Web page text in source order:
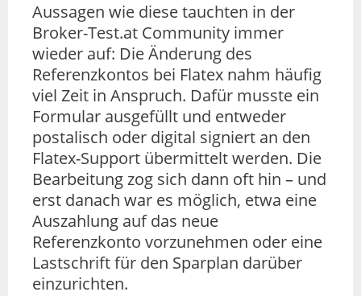
Aussagen wie diese tauchten in der
Broker-Test.at Community immer
wieder auf: Die Änderung des
Referenzkontos bei Flatex nahm häufig
viel Zeit in Anspruch. Dafür musste ein
Formular ausgefüllt und entweder
postalisch oder digital signiert an den
Flatex-Support übermittelt werden. Die
Bearbeitung zog sich dann oft hin – und
erst danach war es möglich, etwa eine
Auszahlung auf das neue
Referenzkonto vorzunehmen oder eine
Lastschrift für den Sparplan darüber
einzurichten.